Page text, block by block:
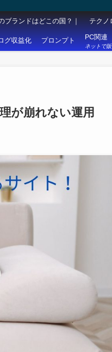
ブランドはどこの国？｜ テクノ
グ収益化 プロンプト PC関連
ネットで
が崩れない運用